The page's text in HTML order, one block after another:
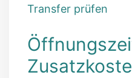
Transfer prüfen